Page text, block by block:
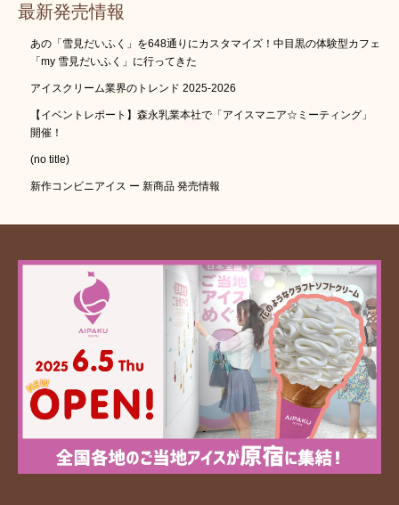
最新発売情報
あの「雪見だいふく」を648通りにカスタマイズ！中目黒の体験型カフェ
「my 雪見だいふく」に行ってきた
アイスクリーム業界のトレンド 2025-2026
【イベントレポート】森永乳業本社で「アイスマニア☆ミーティング」
開催！
(no title)
新作コンビニアイス ー 新商品 発売情報